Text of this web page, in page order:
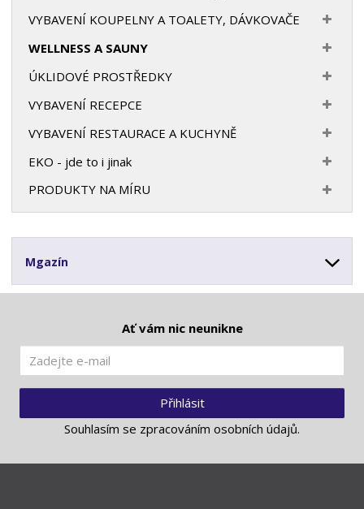
VYBAVENÍ KOUPELNY A TOALETY, DÁVKOVAČE
WELLNESS A SAUNY
ÚKLIDOVÉ PROSTŘEDKY
VYBAVENÍ RECEPCE
VYBAVENÍ RESTAURACE A KUCHYNĚ
EKO - jde to i jinak
PRODUKTY NA MÍRU
Mgazín
Ať vám nic neunikne
Přihlásit
Souhlasím se zpracováním osobních údajů.